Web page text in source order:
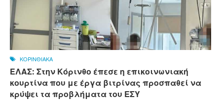
ΚΟΡΙΝΘΙΑΚΑ
ΕΛΑΣ: Στην Κόρινθο έπεσε η επικοινωνιακή
κουρτίνα που με έργα βιτρίνας προσπαθεί να
κρύψει τα προβλήματα του ΕΣΥ